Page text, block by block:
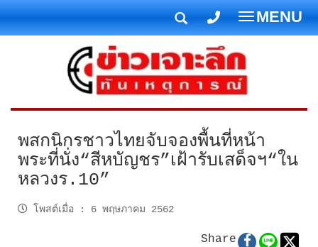
T
o
g
g
l
e
n
a
v
t
MENU
พสกนิกรชาวไทยจับจองพื้นที่หน้า
พระที่นั่ง“สีหบัญชร”เฝ้ารับเสด็จฯ“ใน
หลวงร.10”
โพสต์เมื่อ : 6 พฤษภาคม 2562
Share